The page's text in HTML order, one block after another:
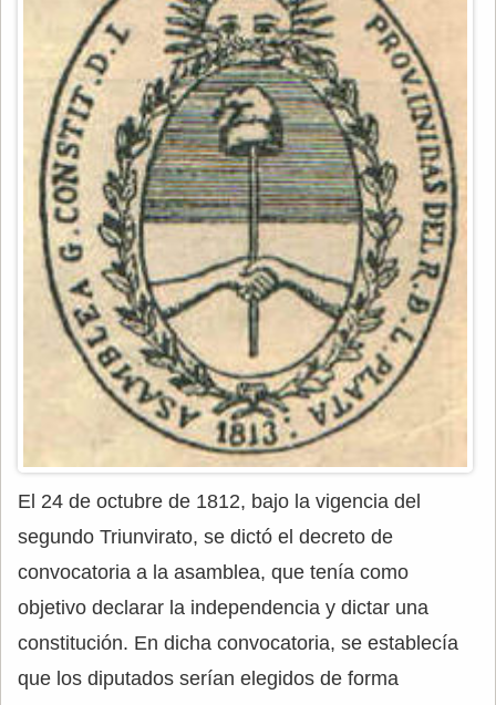
El 24 de octubre de 1812, bajo la vigencia del
segundo Triunvirato, se dictó el decreto de
convocatoria a la asamblea, que tenía como
objetivo declarar la independencia y dictar una
constitución. En dicha convocatoria, se establecía
que los diputados serían elegidos de forma